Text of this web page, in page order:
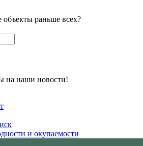
раньше всех?
на наши новости!
и окупаемости